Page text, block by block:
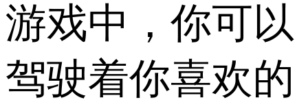
游戏中，你可以
驾驶着你喜欢的